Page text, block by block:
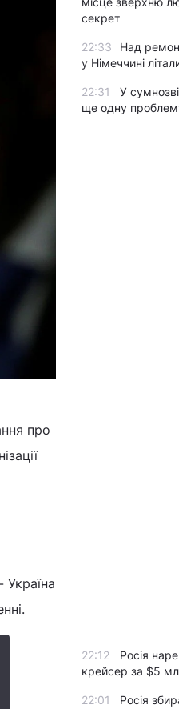
про
Україна
секрет
22:33
Над
у Німеччині
22:31
У
ще одну
22:12
Росія
крейсер за $5
22:01
Росія